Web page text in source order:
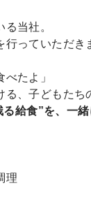
当社。
っていただき
たよ」
、子どもたち
給食”を、一
理